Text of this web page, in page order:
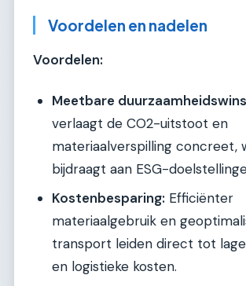
Voordelen en nadelen
Voordelen:
Meetbare
verlaagt de CO2-uitstoot en
materiaalverspilling concreet,
bijdraagt aan ESG-
Kostenbesparing: Efficiënter
materiaalgebruik en
transport leiden direct tot
en logistieke kosten.